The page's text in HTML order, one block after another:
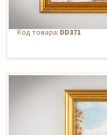
Paveikslas
Код товара:DD371